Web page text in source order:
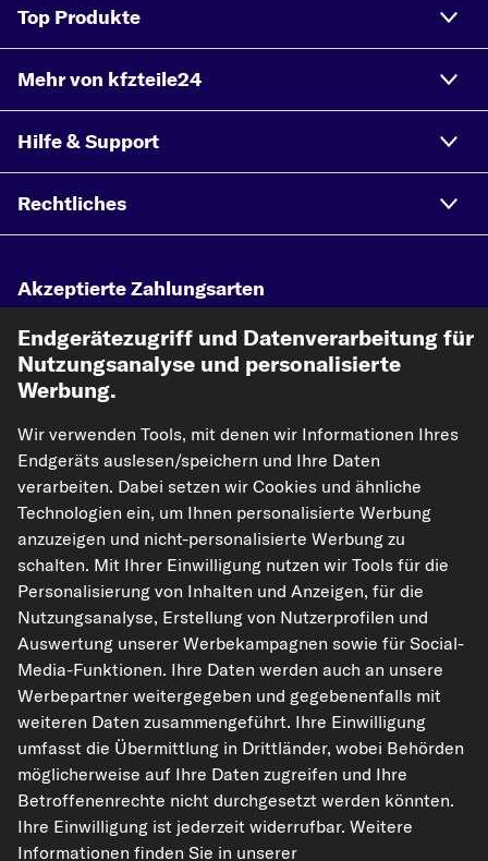
Top Produkte
Mehr von kfzteile24
Hilfe & Support
Rechtliches
Akzeptierte Zahlungsarten
Vorkasse
Unsere Versandpartner
kfzteile24.de carpardoo.nl
carpardoo.fr
carpardoo.dk
Die hier dargestellten Daten, insbesondere die gesamte Datenbank, dürfen
nicht vervielfältigt werden. Die Vervielfältigung und Verbreitung der Daten und
der Datenbank ohne vorherige Einwilligung von TecAlliance und/oder die
Einbeziehung Dritter in solche Aktivitäten ist streng verboten. Jegliche
unautorisierte Nutzung von Inhalten stellt eine Verletzung des Urheberrechts
dar und kann rechtliche Schritte nach sich ziehen.
Endgerätezugriff und Datenverarbeitung für
Nutzungsanalyse und personalisierte
Werbung.
Wir verwenden Tools, mit denen wir Informationen Ihres
Endgeräts auslesen/speichern und Ihre Daten
verarbeiten. Dabei setzen wir Cookies und ähnliche
Technologien ein, um Ihnen personalisierte Werbung
anzuzeigen und nicht-personalisierte Werbung zu
schalten. Mit Ihrer Einwilligung nutzen wir Tools für die
Personalisierung von Inhalten und Anzeigen, für die
Nutzungsanalyse, Erstellung von Nutzerprofilen und
Auswertung unserer Werbekampagnen sowie für Social-
Media-Funktionen. Ihre Daten werden auch an unsere
Werbepartner weitergegeben und gegebenenfalls mit
weiteren Daten zusammengeführt. Ihre Einwilligung
umfasst die Übermittlung in Drittländer, wobei Behörden
möglicherweise auf Ihre Daten zugreifen und Ihre
Betroffenenrechte nicht durchgesetzt werden könnten.
Ihre Einwilligung ist jederzeit widerrufbar. Weitere
Informationen finden Sie in unserer